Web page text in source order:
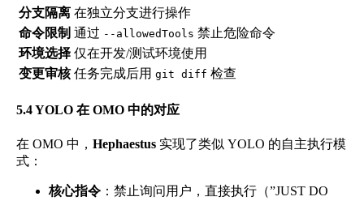
分支隔离 在独立分支进行操作
命令限制 通过 --allowedTools 禁止危险命令
环境选择 仅在开发/测试环境使用
变更审核 任务完成后用 git diff 检查
5.4 YOLO 在 OMO 中的对应
在 OMO 中， Hephaestus 实现了类似 YOLO 的自主执行模
式：
核心指令 ：禁止询问用户，直接执行（”JUST DO